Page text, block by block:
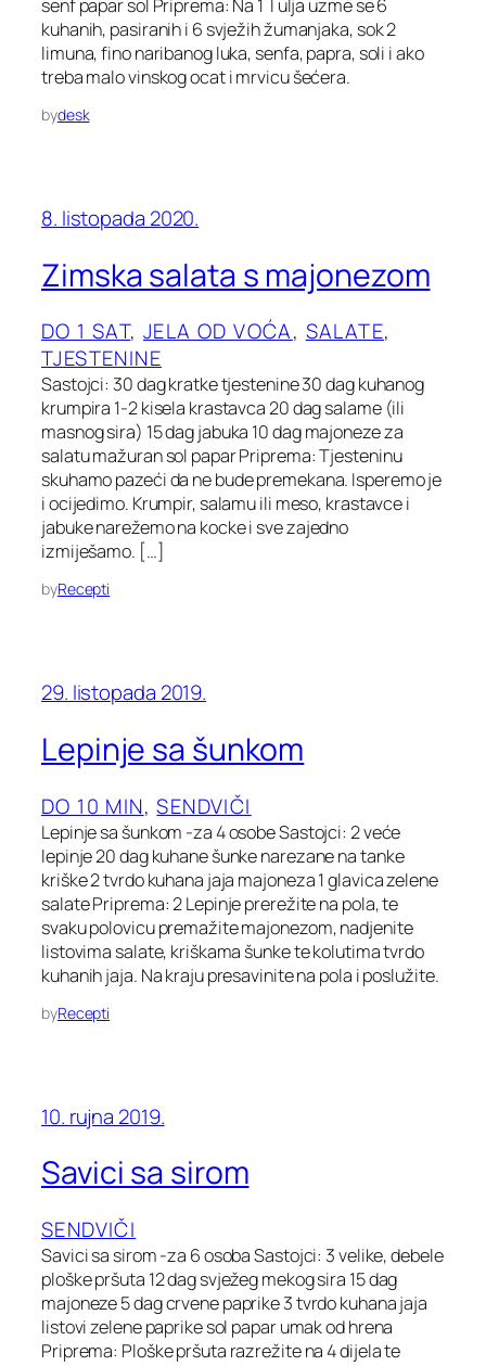
senf papar sol Priprema: Na 1 l ulja uzme se 6
kuhanih, pasiranih i 6 svježih žumanjaka, sok 2
limuna, fino naribanog luka, senfa, papra, soli i ako
treba malo vinskog ocat i mrvicu šećera.
bydesk
8. listopada 2020.
Zimska salata s majonezom
DO 1 SAT, JELA OD VOĆA, SALATE
TJESTENINE
Sastojci: 30 dag kratke tjestenine 30 dag kuhanog
krumpira 1-2 kisela krastavca 20 dag salame (ili
masnog sira) 15 dag jabuka 10 dag majoneze za
salatu mažuran sol papar Priprema: Tjesteninu
skuhamo pazeći da ne bude premekana. Isperemo je
i ocijedimo. Krumpir, salamu ili meso, krastavce i
jabuke narežemo na kocke i sve zajedno
izmiješamo. […]
byRecepti
29. listopada 2019.
Lepinje sa šunkom
DO 10 MIN, SENDVIČI
Lepinje sa šunkom -za 4 osobe Sastojci: 2 veće
lepinje 20 dag kuhane šunke narezane na tanke
kriške 2 tvrdo kuhana jaja majoneza 1 glavica zelene
salate Priprema: 2 Lepinje prerežite na pola, te
svaku polovicu premažite majonezom, nadjenite
listovima salate, kriškama šunke te kolutima tvrdo
kuhanih jaja. Na kraju presavinite na pola i poslužite.
byRecepti
10. rujna 2019.
Savici sa sirom
SENDVIČI
Savici sa sirom -za 6 osoba Sastojci: 3 velike, debele
ploške pršuta 12 dag svježeg mekog sira 15 dag
majoneze 5 dag crvene paprike 3 tvrdo kuhana jaja
listovi zelene paprike sol papar umak od hrena
Priprema: Ploške pršuta razrežite na 4 dijela te